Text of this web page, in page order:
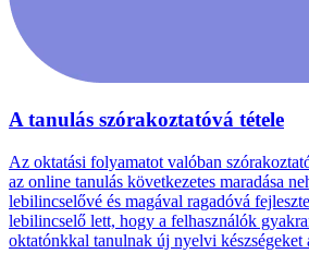
A tanulás szórakoztatóvá tétele
Az oktatási folyamatot valóban
az online tanulás következetes maradása
lebilincselővé és magával ragadóvá
lebilincselő lett, hogy a felhasználók
oktatónkkal tanulnak új nyelvi készségeket